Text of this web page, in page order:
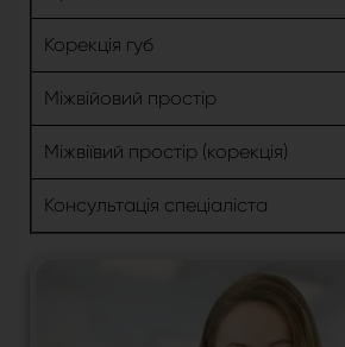
Корекція губ
Міжвійовий простір
Міжвіївий простір (корекція)
Консультація спеціаліста